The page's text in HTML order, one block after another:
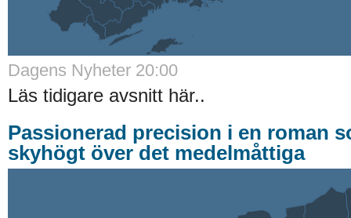
Dagens Nyheter 20:00
Läs tidigare avsnitt här..
Passionerad precision i en roman
skyhögt över det medelmåttiga